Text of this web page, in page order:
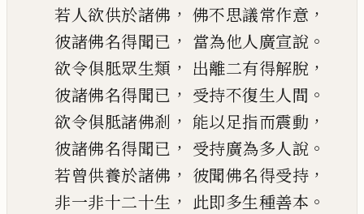
若人欲供於諸佛 ， 佛不思議常作意 ，
彼諸佛名得聞已 ， 當為他人廣宣說 。
欲令俱胝眾生類 ， 出離二有得解脫 ，
彼諸佛名得聞已 ， 受持不復生人間 。
欲令俱胝諸佛剎 ， 能以足指而震動 ，
彼諸佛名得聞已 ， 受持廣為多人說 。
若曾供養於諸佛 ， 彼聞佛名得受持 ，
非一非十二十生 ， 此即多生種善本 。